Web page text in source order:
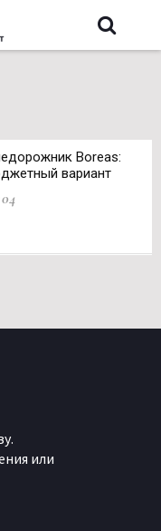
Boreas:
вариант
или